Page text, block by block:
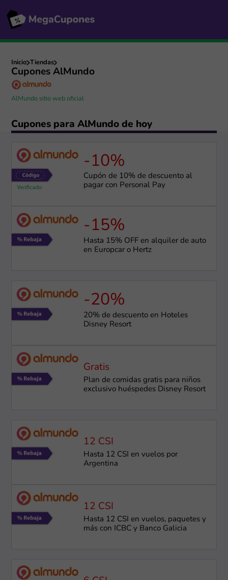
Inicio Tiendas
Cupones AlMundo
AlMundo sitio web oficial
Cupones para AlMundo de hoy
-10%
Cupón de 10% de descuento al
pagar con Personal Pay
-15%
Hasta 15% OFF en alquiler de auto
en Europcar o Hertz
-20%
20% de descuento en Hoteles
Disney Resort
Gratis
Plan de comidas gratis para niños
exclusivo huéspedes Disney Resort
12 CSI
Hasta 12 CSI en vuelos por
Argentina
12 CSI
Hasta 12 CSI en vuelos, paquetes y
más con ICBC y Banco Galicia